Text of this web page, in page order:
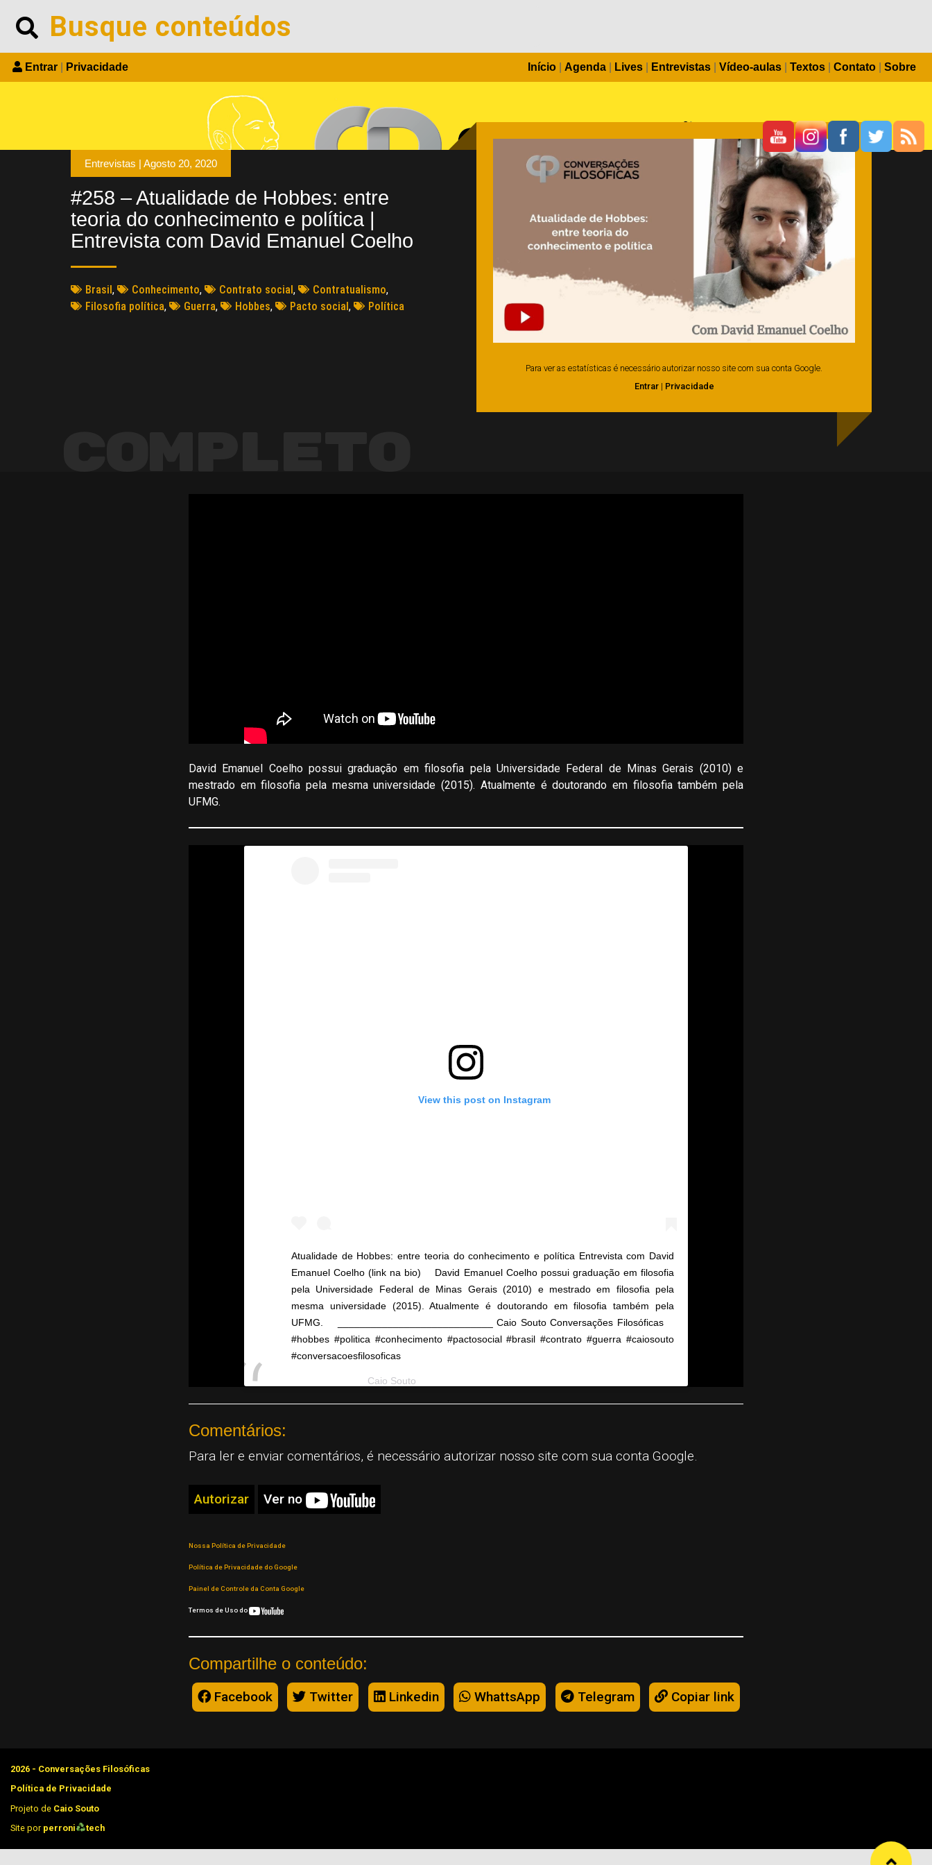
Início Agenda Lives Entrevistas Vídeo-aulas Textos Contato Sobre
Entrar Privacidade
Entrevistas | Agosto 20, 2020
#258 – Atualidade de Hobbes: entre
teoria do conhecimento e política |
Entrevista com David Emanuel Coelho
Brasil , Conhecimento, Contrato social , Contratualismo,
Filosofia política, Guerra, Hobbes, Pacto social , Política
Para ver as estatísticas é necessário autorizar nosso site com sua conta Google.
Entrar| Privacidade
David Emanuel Coelho possui graduação em filosofia pela Universidade Federal de Minas Gerais (2010) e
mestrado em filosofia pela mesma universidade (2015). Atualmente é doutorando em filosofia também pela
UFMG.
View this post on Instagram
Atualidade de Hobbes: entre teoria do conhecimento e política Entrevista com David
Emanuel Coelho (link na bio) ⠀ David Emanuel Coelho possui graduação em filosofia
pela Universidade Federal de Minas Gerais (2010) e mestrado em filosofia pela
mesma universidade (2015). Atualmente é doutorando em filosofia também pela
UFMG. ⠀ ____________________________ Caio Souto Conversações Filosóficas ⠀
#hobbes #politica #conhecimento #pactosocial #brasil #contrato #guerra #caiosouto
#conversacoesfilosoficas
Caio Souto
Comentários:
Para ler e enviar comentários, é necessário autorizar nosso site com sua conta Google.
Autorizar Ver no
Nossa Política de Privacidade
Política de Privacidade do Google
Painel de Controle da Conta Google
Termos de Uso do
Compartilhe o conteúdo:
Facebook Twitter Linkedin WhattsApp Telegram Copiar link
2026 - Conversações Filosóficas
Política de Privacidade
Projeto de Caio Souto
Site por perroni tech